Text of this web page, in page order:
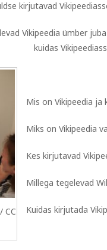
kirjutavad
Vikipeedia ümber
kuidas
CC
Mis on Vikipeedia ja
Miks on Vikipeedia
Kes kirjutavad
Millega tegelevad
Kuidas kirjutada